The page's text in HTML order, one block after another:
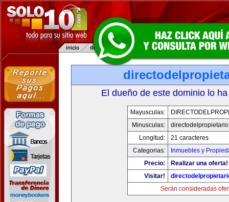
El dueño de este dominio lo
Mayusculas:
Minusculas:
Longitud:
21 caracteres
Categorias:
Inmuebles y
Precio:
Realizar una oferta!
Visitar!
Serán consideradas